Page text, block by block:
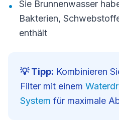
•
Sie Brunnenwasser
Bakterien,
enthält
💡 Tipp: Kombinieren
Filter mit einem
System für maximale